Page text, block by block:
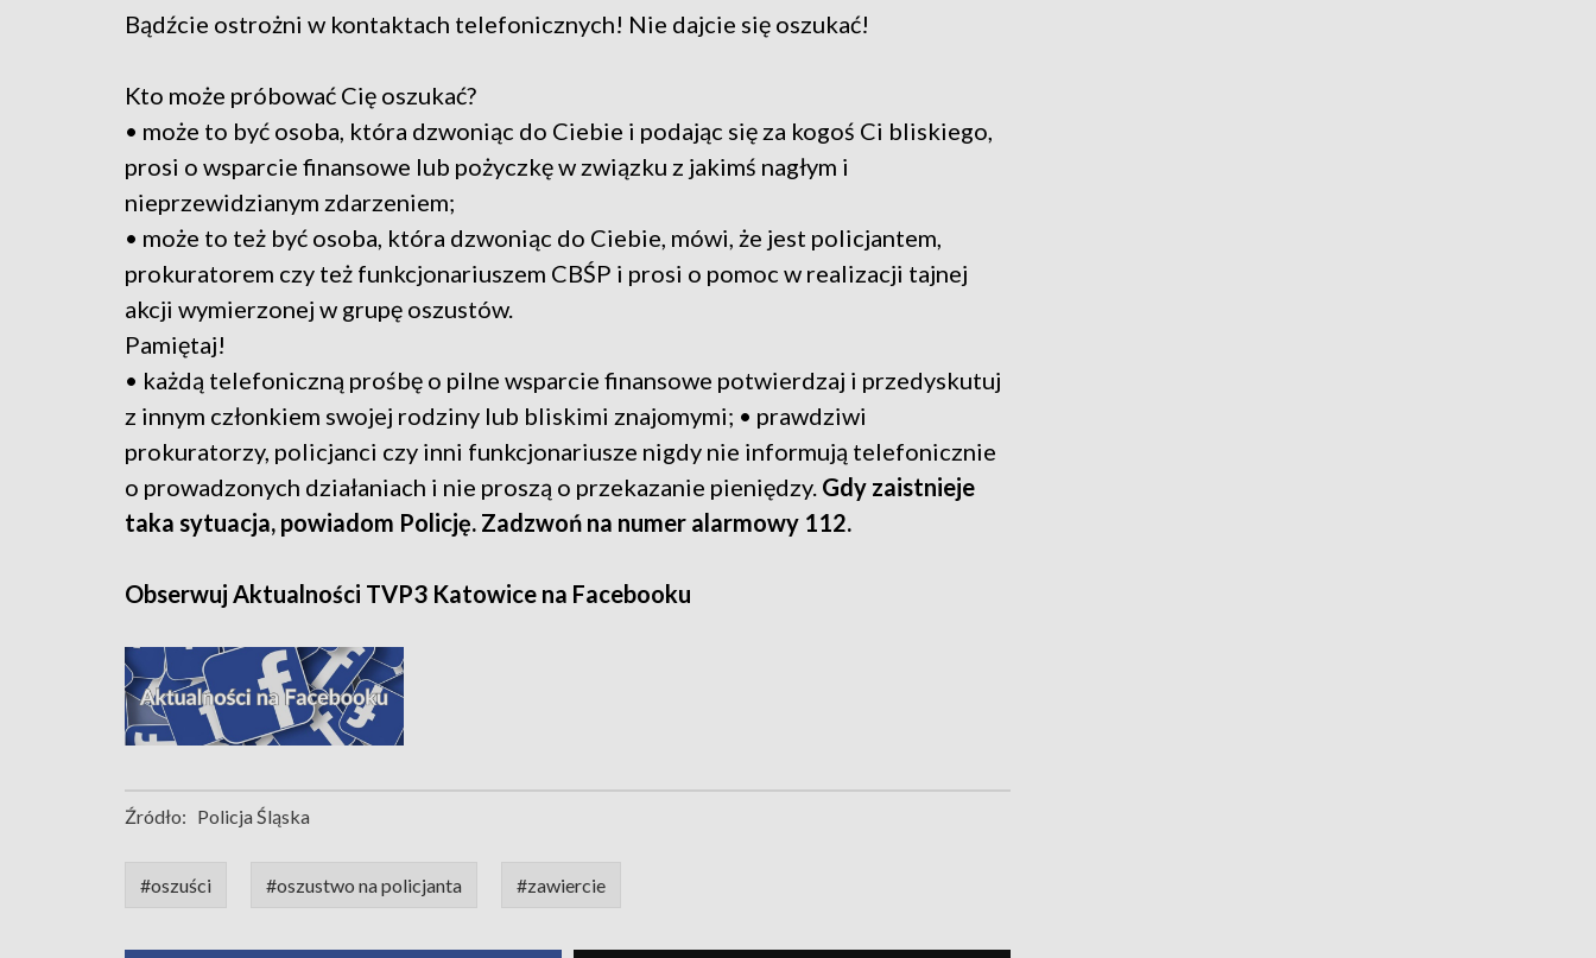
Bądźcie ostrożni w kontaktach telefonicznych! Nie dajcie się oszukać!
Kto może próbować Cię oszukać?
• może to być osoba, która dzwoniąc do Ciebie i podając się za kogoś Ci bliskiego,
prosi o wsparcie finansowe lub pożyczkę w związku z jakimś nagłym i
nieprzewidzianym zdarzeniem;
• może to też być osoba, która dzwoniąc do Ciebie, mówi, że jest policjantem,
prokuratorem czy też funkcjonariuszem CBŚP i prosi o pomoc w realizacji tajnej
akcji wymierzonej w grupę oszustów.
Pamiętaj!
• każdą telefoniczną prośbę o pilne wsparcie finansowe potwierdzaj i przedyskutuj
z innym członkiem swojej rodziny lub bliskimi znajomymi; • prawdziwi
prokuratorzy, policjanci czy inni funkcjonariusze nigdy nie informują telefonicznie
o prowadzonych działaniach i nie proszą o przekazanie pieniędzy. Gdy zaistnieje
taka sytuacja, powiadom Policję. Zadzwoń na numer alarmowy 112.
Obserwuj Aktualności TVP3 Katowice na Facebooku
Źródło: Policja Śląska
#oszuści #oszustwo na policjanta #zawiercie